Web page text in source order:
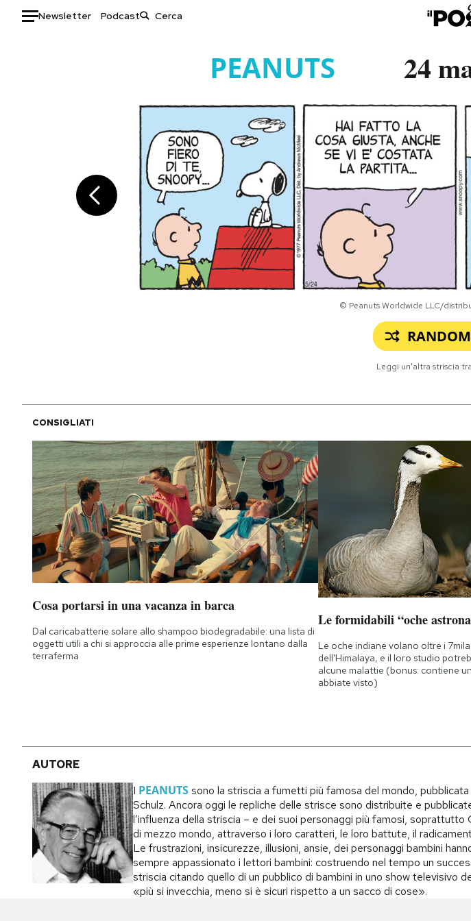
Newsletter Podcast
Tecnologia
Internet
Scienza
Libri
Consumismi
Storie/Idee
Ok Boomer!
Media
Europa
Altrecose
Mondiali calcio 2026
I MIEI PREFERITI
SHOP
CALENDARIO
AREA PERSONALE
Newsletter
Notifiche mobile
Regala il Post
Hai bisogno di aiuto?
PEANUTS 24
© Peanuts Worldwide LLC/
Leggi un'altra striscia
CONSIGLIATI
Cosa portarsi in una vacanza in barca
Dal caricabatterie solare allo shampoo biodegradabile: una lista di
oggetti utili a chi si approccia alle prime esperienze lontano dalla
terraferma
Le formidabili “oche
Le oche indiane volano oltre i
dell'Himalaya, e il loro studio
alcune malattie (bonus: contiene
abbiate visto)
AUTORE
I PEANUTSsono la striscia a fumetti più famosa del mondo,
Schulz. Ancora oggi le repliche delle strisce sono distribuite e
l’influenza della striscia – e dei suoi personaggi più famosi,
di mezzo mondo, attraverso i loro caratteri, le loro battute, il
Le frustrazioni, insicurezze, illusioni, ansie, dei personaggi bambini
sempre appassionato i lettori bambini: costruendo nel tempo un
striscia citando quello di un pubblico di bambini in uno show televisivo
«più si invecchia, meno si è sicuri rispetto a un sacco di cose».